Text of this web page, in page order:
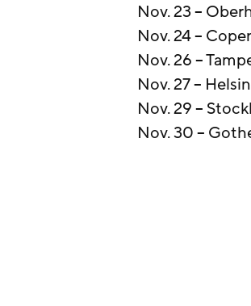
Nov. 23 –
Nov. 24 –
Nov. 26 –
Nov. 27 –
Nov. 29 –
Nov. 30 –